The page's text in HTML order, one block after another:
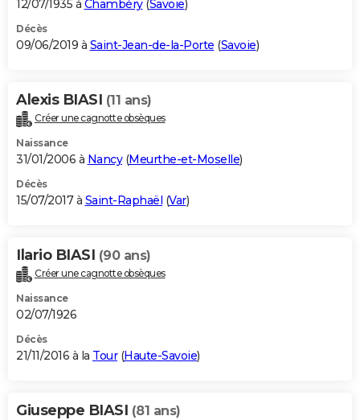
12/07/1935 à Chambéry(Savoie)
Décès
09/06/2019 à Saint-Jean-de-la-Porte (Savoie)
Alexis BIASI (11 ans)
Créer une cagnotte obsèques
Naissance
31/01/2006 à Nancy(Meurthe-et-Moselle)
Décès
15/07/2017 à Saint-Raphaël (Var)
Ilario BIASI (90 ans)
Créer une cagnotte obsèques
Naissance
02/07/1926
Décès
21/11/2016 à la Tour(Haute-Savoie)
Giuseppe BIASI (81 ans)